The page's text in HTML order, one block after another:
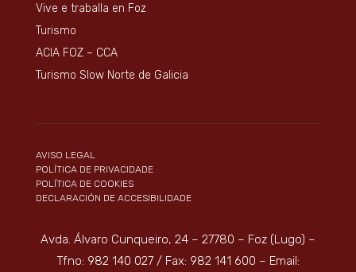
Vive e traballa en Foz
Turismo
ACIA FOZ – CCA
Turismo Slow Norte de Galicia
AVISO LEGAL
POLÍTICA DE PRIVACIDADE
POLÍTICA DE COOKIES
DECLARACIÓN DE ACCESIBILIDADE
Avda. Álvaro Cunqueiro, 24 – 27780 – Foz (Lugo) –
Tfno: 982 140 027 / Fax: 982 141 600 – Email: